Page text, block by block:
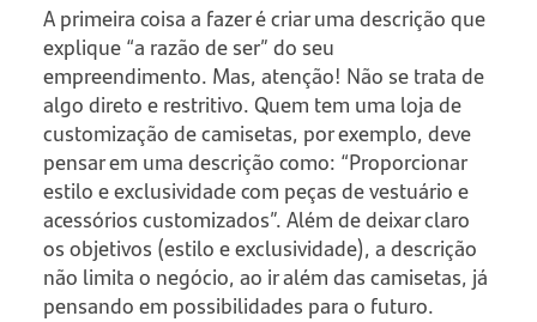
A primeira coisa a fazer é criar uma descrição que
explique “a razão de ser” do seu
empreendimento. Mas, atenção! Não se trata de
algo direto e restritivo. Quem tem uma loja de
customização de camisetas, por exemplo, deve
pensar em uma descrição como: “Proporcionar
estilo e exclusividade com peças de vestuário e
acessórios customizados”. Além de deixar claro
os objetivos (estilo e exclusividade), a descrição
não limita o negócio, ao ir além das camisetas, já
pensando em possibilidades para o futuro.